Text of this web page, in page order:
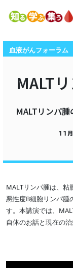
血液がんフォーラム
MALT
MALTリンパ
11月
MALTリンパ腫は、粘
悪性度B細胞リンパ腫
す。本講演では、
自体のお話と現在の